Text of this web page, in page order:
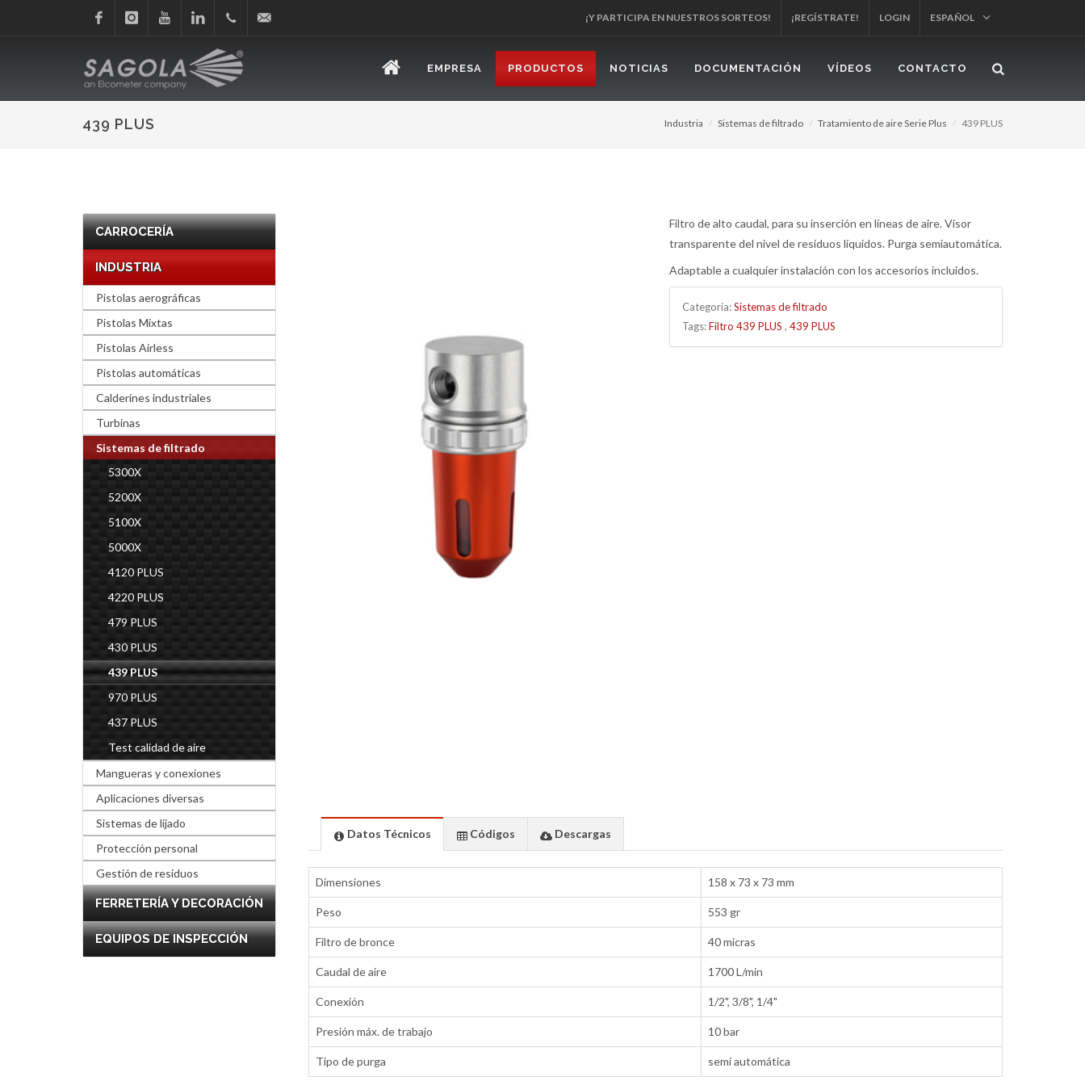
Linkedin+34
945
¡Y PARTICIPA EN NUESTROS SORTEOS! ¡REGÍSTRATE! LOGIN ESPAÑOL
EMPRESA PRODUCTOS NOTICIAS DOCUMENTACIÓN VÍDEOS CONTACTO
439 PLUS Industria Sistemas de filtrado Tratamiento de aire Serie Plus 439 PLUS
Filtro de alto caudal, para su inserción en líneas de aire. Visor
transparente del nivel de residuos líquidos. Purga semiautomática.
Adaptable a cualquier instalación con los accesorios incluidos.
Categoría:Sistemas de filtrado
Tags:Filtro 439 PLUS ,439 PLUS
Datos Técnicos Códigos Descargas
Dimensiones 158 x 73 x 73 mm
Peso 553 gr
Filtro de bronce 40 micras
Caudal de aire 1700 L/min
Conexión 1/2", 3/8", 1/4"
Presión máx. de trabajo 10 bar
Tipo de purga semi automática
CARROCERÍA
INDUSTRIA
Pistolas aerográficas
Pistolas Mixtas
Pistolas Airless
Pistolas automáticas
Calderines industriales
Turbinas
Sistemas de filtrado
5300X
5200X
5100X
5000X
4120 PLUS
4220 PLUS
479 PLUS
430 PLUS
439 PLUS
970 PLUS
437 PLUS
Test calidad de aire
Mangueras y conexiones
Aplicaciones diversas
Sistemas de lijado
Protección personal
Gestión de residuos
FERRETERÍA Y DECORACIÓN
EQUIPOS DE INSPECCIÓN